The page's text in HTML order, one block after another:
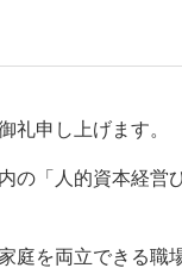
礼申し上げます。
の「人的資本経
庭を両立できる